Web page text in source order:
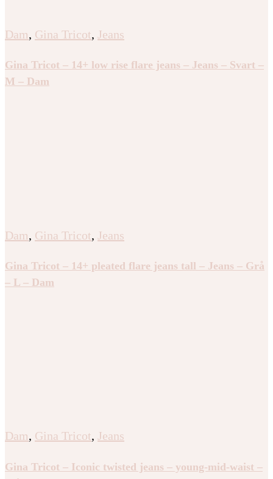
Dam, Gina Tricot, Jeans
Gina Tricot – 14+ low rise flare jeans – Jeans – Svart –
M – Dam
Dam, Gina Tricot, Jeans
Gina Tricot – 14+ pleated flare jeans tall – Jeans – Grå
– L – Dam
Dam, Gina Tricot, Jeans
Gina Tricot – Iconic twisted jeans – young-mid-waist –